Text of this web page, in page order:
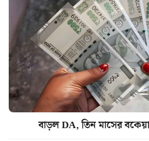
বাড়ল DA, তিন মাসের